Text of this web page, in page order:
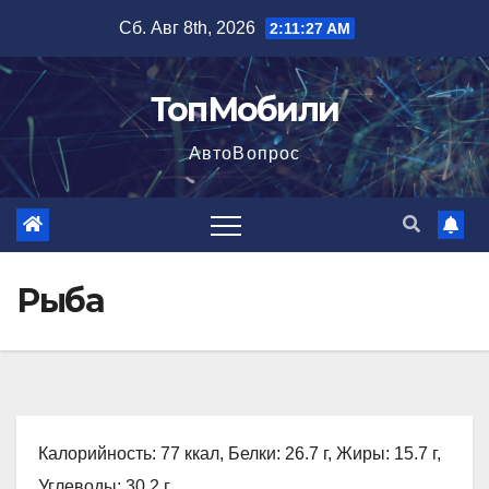
содержимому
Сб. Авг 8th, 2026 2:11:28 AM
ТопМобили
АвтоВопрос
Рыба
Калорийность: 77 ккал, Белки: 26.7 г, Жиры: 15.7 г,